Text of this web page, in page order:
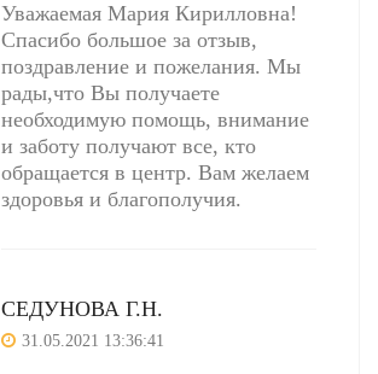
Уважаемая Мария Кирилловна!
Спасибо большое за отзыв,
поздравление и пожелания. Мы
рады,что Вы получаете
необходимую помощь, внимание
и заботу получают все, кто
обращается в центр. Вам желаем
здоровья и благополучия.
СЕДУНОВА Г.Н.
31.05.2021 13:36:41